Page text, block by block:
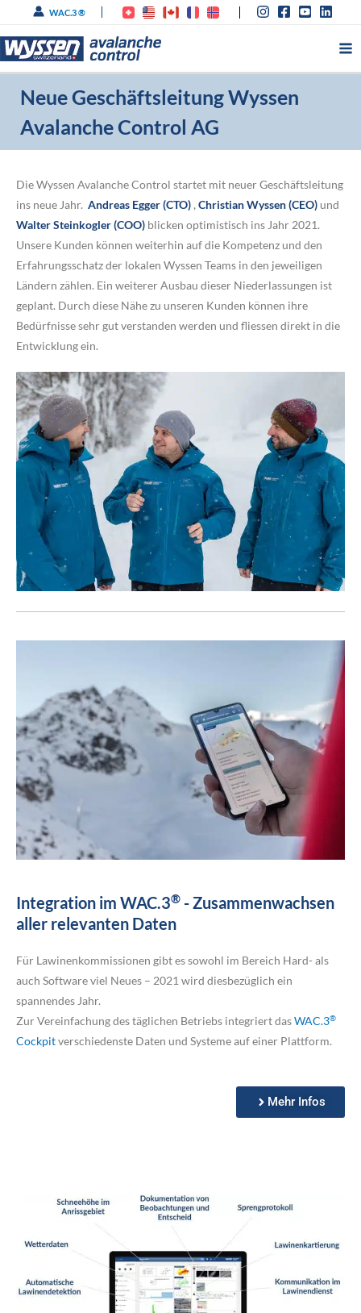
springen
WAC.3 ®
Neue Geschäftsleitung Wyssen
Avalanche Control AG
Die Wyssen Avalanche Control startet mit neuer Geschäftsleitung
ins neue Jahr. Andreas Egger (CTO) , Christian Wyssen (CEO) und
Walter Steinkogler (COO) blicken optimistisch ins Jahr 2021.
Unsere Kunden können weiterhin auf die Kompetenz und den
Erfahrungsschatz der lokalen Wyssen Teams in den jeweiligen
Ländern zählen. Ein weiterer Ausbau dieser Niederlassungen ist
geplant. Durch diese Nähe zu unseren Kunden können ihre
Bedürfnisse sehr gut verstanden werden und fliessen direkt in die
Entwicklung ein.
Integration im WAC.3® - Zusammenwachsen
aller relevanten Daten
Für Lawinenkommissionen gibt es sowohl im Bereich Hard- als
auch Software viel Neues – 2021 wird diesbezüglich ein
spannendes Jahr.
Zur Vereinfachung des täglichen Betriebs integriert dasWAC.3®
Cockpitverschiedenste Daten und Systeme auf einer Plattform.
Mehr Infos